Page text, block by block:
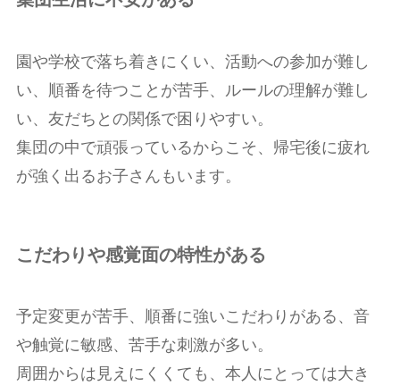
園や学校で落ち着きにくい、活動への参加が難し
い、順番を待つことが苦手、ルールの理解が難し
い、友だちとの関係で困りやすい。
集団の中で頑張っているからこそ、帰宅後に疲れ
が強く出るお子さんもいます。
こだわりや感覚面の特性がある
予定変更が苦手、順番に強いこだわりがある、音
や触覚に敏感、苦手な刺激が多い。
周囲からは見えにくくても、本人にとっては大き